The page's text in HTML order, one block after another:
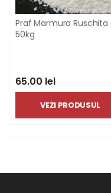
Praf Marmura Ruschita
50kg
65.00 lei
VEZI PRODUSUL